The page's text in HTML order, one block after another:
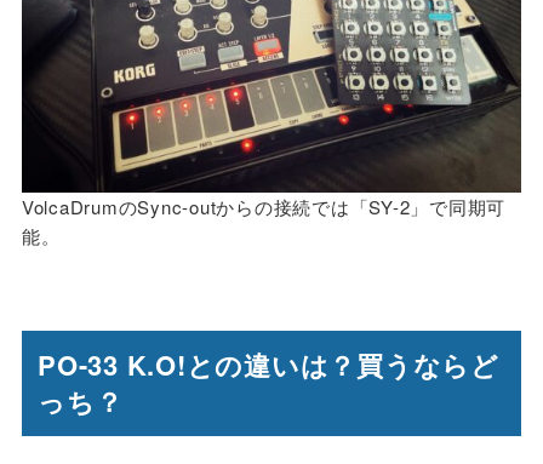
VolcaDrumのSync-outからの接続では「SY-2」で同期可
能。
PO-33 K.O!との違いは？買うならど
っち？